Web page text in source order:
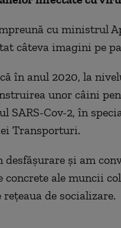
cu ministrul
câteva imagini pe
în anul 2020, la
unor câini
SARS-Cov-2, în
Transporturi.
desfășurare și am
concrete ale muncii
de socializare.